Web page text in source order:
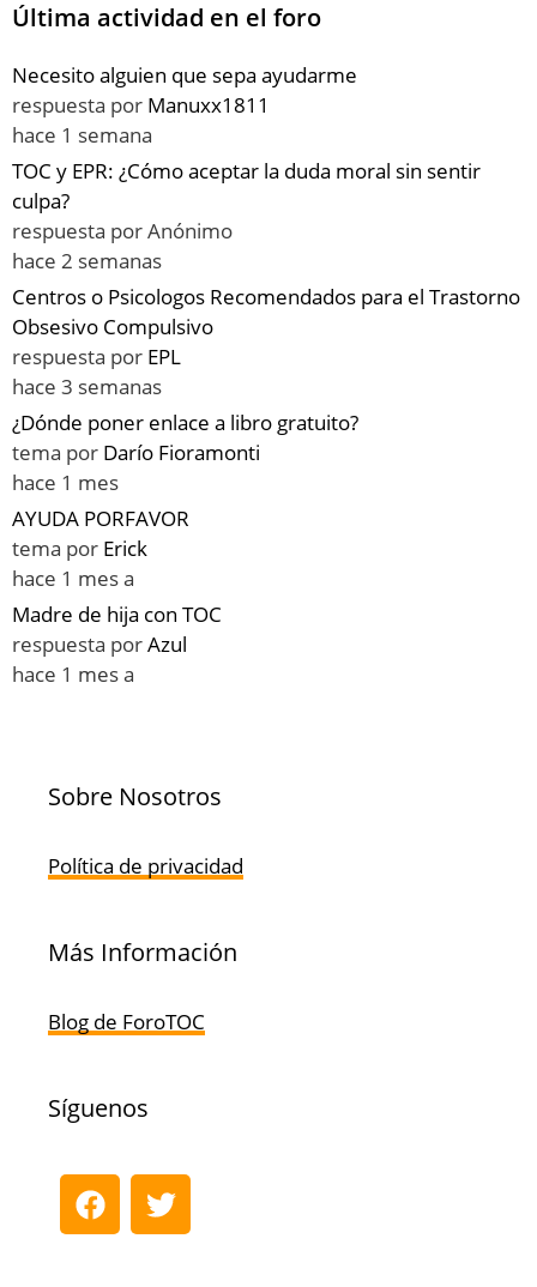
Última actividad en el foro
Necesito alguien que sepa ayudarme
respuesta por Manuxx1811
hace 1 semana
TOC y EPR: ¿Cómo aceptar la duda moral sin sentir
culpa?
respuesta porAnónimo
hace 2 semanas
Centros o Psicologos Recomendados para el Trastorno
Obsesivo Compulsivo
respuesta por EPL
hace 3 semanas
¿Dónde poner enlace a libro gratuito?
tema por Darío Fioramonti
hace 1 mes
AYUDA PORFAVOR
tema por Erick
hace 1 mes a
Madre de hija con TOC
respuesta porAzul
hace 1 mes a
Sobre Nosotros
Política de privacidad
Más Información
Blog de ForoTOC
Síguenos